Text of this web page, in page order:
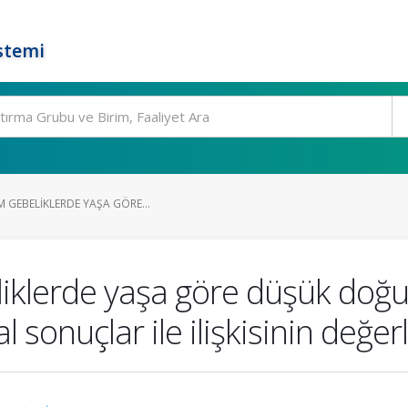
GEBELIKLERDE YAŞA GÖRE...
yaşa göre düşük doğum
sonuçlar ile ilişkisinin